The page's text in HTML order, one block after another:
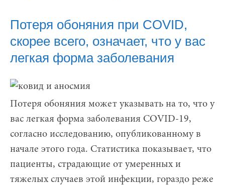
Потеря обоняния при COVID,
скорее всего, означает, что у вас
легкая форма заболевания
Потеря обоняния может указывать на то, что у
вас легкая форма заболевания COVID-19,
согласно исследованию, опубликованному в
начале этого года. Статистика показывает, что
пациенты, страдающие от умеренных и
тяжелых случаев этой инфекции, гораздо реже